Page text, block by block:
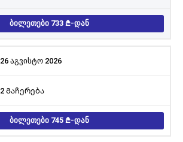
ᲑᲘᲚᲔᲗᲔᲑᲘ 733 -ᲓᲐᲜ
26 აგვისტო 2026
2 Გაჩერება
ᲑᲘᲚᲔᲗᲔᲑᲘ 745 -ᲓᲐᲜ